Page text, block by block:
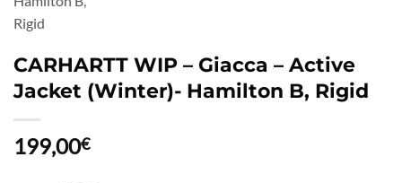
CARHARTT WIP – Giacca – Active
Jacket (Winter)- Hamilton B, Rigid
199,00€